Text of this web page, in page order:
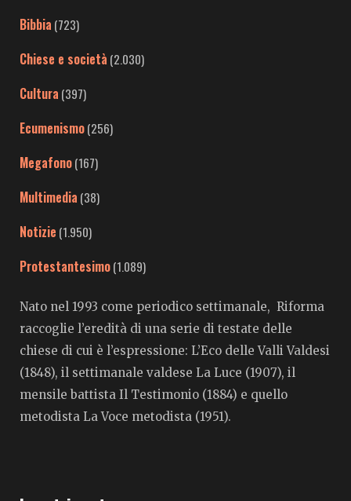
Bibbia (723)
Chiese e società (2.030)
Cultura (397)
Ecumenismo(256)
Megafono(167)
Multimedia (38)
Notizie (1.950)
Protestantesimo(1.089)
Nato nel 1993 come periodico settimanale, Riforma
raccoglie l’eredità di una serie di testate delle
chiese di cui è l’espressione: L’Eco delle Valli Valdesi
(1848), il settimanale valdese La Luce (1907), il
mensile battista Il Testimonio (1884) e quello
metodista La Voce metodista (1951).